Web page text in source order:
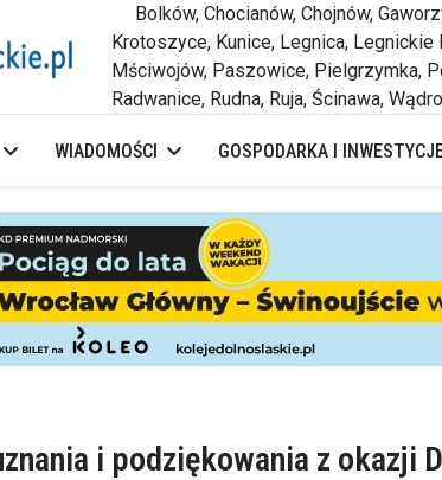
Bolków, Chocianów, Chojnów,
Krotoszyce, Kunice, Legnica, Legnickie
Mściwojów, Paszowice, Pielgrzymka,
Radwanice, Rudna, Ruja, Ścinawa,
WIADOMOŚCI GOSPODARKA I
i podziękowania z okazji